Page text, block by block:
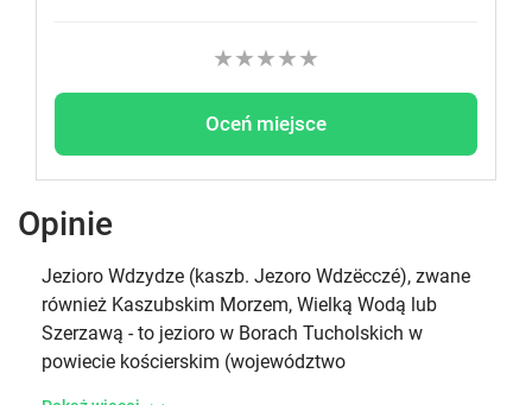
★
★
★
★
★
Oceń miejsce
Opinie
Jezioro Wdzydze (kaszb. Jezoro Wdzëcczé), zwane
również Kaszubskim Morzem, Wielką Wodą lub
Szerzawą - to jezioro w Borach Tucholskich w
powiecie kościerskim (województwo